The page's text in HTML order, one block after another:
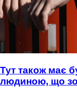
Тут також має
людиною, що